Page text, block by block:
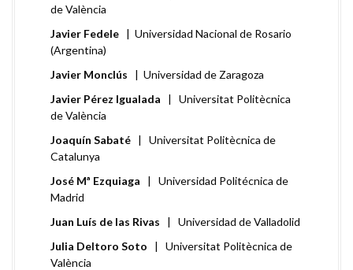
de València
Javier Fedele | Universidad Nacional de Rosario
(Argentina)
Javier Monclús | Universidad de Zaragoza
Javier Pérez Igualada | Universitat Politècnica
de València
Joaquín Sabaté | Universitat Politècnica de
Catalunya
José Mª Ezquiaga | Universidad Politécnica de
Madrid
Juan Luís de las Rivas | Universidad de Valladolid
Julia Deltoro Soto | Universitat Politècnica de
València